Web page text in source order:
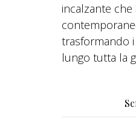
incalzante
trasformando
lungo tutta la